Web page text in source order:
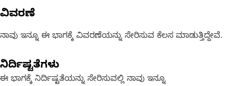
ವಿವರಣೆ
ನಾವು ಇನ್ನೂ ಈ ಭಾಗಕ್ಕೆ ವಿವರಣೆಯನ್ನು ಸೇರಿಸುವ ಕೆಲಸ ಮಾಡುತ್ತಿದ್ದೇವೆ.
ನಿರ್ದಿಷ್ಟತೆಗಳು
ಈ ಭಾಗಕ್ಕೆ ನಿರ್ದಿಷ್ಟತೆಯನ್ನು ಸೇರಿಸುವಲ್ಲಿ ನಾವು ಇನ್ನೂ